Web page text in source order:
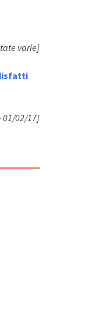
varie]
01/02/17]